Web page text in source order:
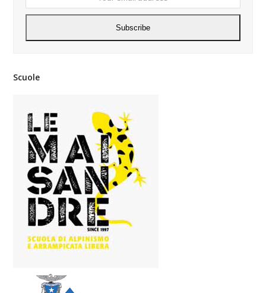
email
address
Subscribe
Scuole